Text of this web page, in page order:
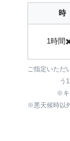
時
1時間
ご指定いただ
う
※キ
※悪天候時以